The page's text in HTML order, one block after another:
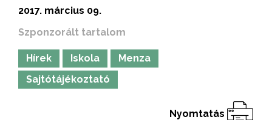
2017. március 09.
Szponzorált tartalom
Hírek Iskola
Menza
Sajtótájékoztató
Nyomtatás